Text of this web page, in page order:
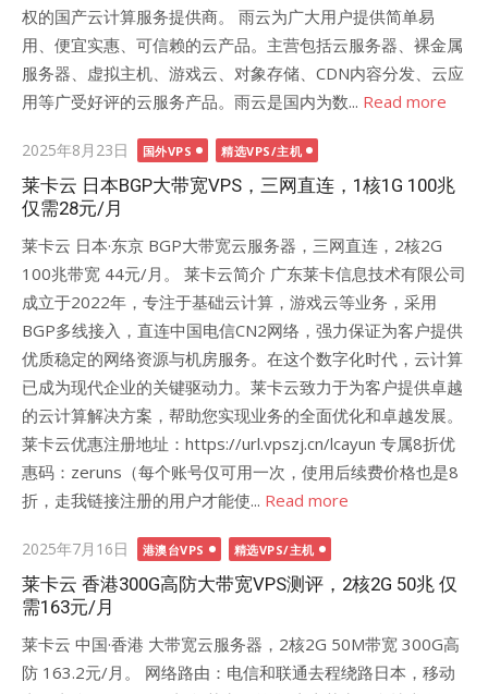
权的国产云计算服务提供商。 雨云为广大用户提供简单易
用、便宜实惠、可信赖的云产品。主营包括云服务器、裸金属
服务器、虚拟主机、游戏云、对象存储、CDN内容分发、云应
用等广受好评的云服务产品。雨云是国内为数... Read more
Posted
on
2025年8月23日 国外VPS 精选VPS/主机
莱卡云 日本BGP大带宽VPS，三网直连，1核1G 100兆
仅需28元/月
莱卡云 日本·东京 BGP大带宽云服务器，三网直连，2核2G
100兆带宽 44元/月。 莱卡云简介 广东莱卡信息技术有限公司
成立于2022年，专注于基础云计算，游戏云等业务，采用
BGP多线接入，直连中国电信CN2网络，强力保证为客户提供
优质稳定的网络资源与机房服务。在这个数字化时代，云计算
已成为现代企业的关键驱动力。莱卡云致力于为客户提供卓越
的云计算解决方案，帮助您实现业务的全面优化和卓越发展。
莱卡云优惠注册地址：https://url.vpszj.cn/lcayun 专属8折优
惠码：zeruns（每个账号仅可用一次，使用后续费价格也是8
折，走我链接注册的用户才能使... Read more
Posted
on
2025年7月16日 港澳台VPS 精选VPS/主机
莱卡云 香港300G高防大带宽VPS测评，2核2G 50兆 仅
需163元/月
莱卡云 中国·香港 大带宽云服务器，2核2G 50M带宽 300G高
防 163.2元/月。 网络路由：电信和联通去程绕路日本，移动